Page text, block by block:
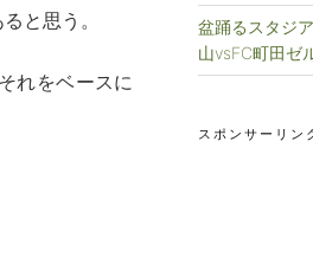
と思う。
れをベースに
盆踊るスタジ
山vsFC町田ゼ
スポンサーリン